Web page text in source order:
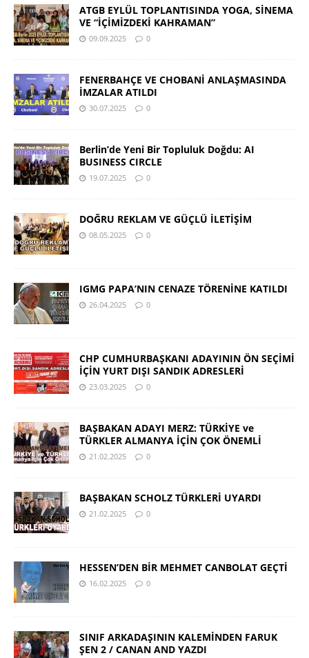
ATGB EYLÜL TOPLANTISINDA YOGA, SİNEMA
VE “İÇİMİZDEKİ KAHRAMAN”
09.09.2025 0
FENERBAHÇE VE CHOBANİ ANLAŞMASINDA
İMZALAR ATILDI
30.07.2025 0
Berlin’de Yeni Bir Topluluk Doğdu: AI
BUSINESS CIRCLE
19.07.2025 0
DOĞRU REKLAM VE GÜÇLÜ İLETİŞİM
08.05.2025 0
IGMG PAPA’NIN CENAZE TÖRENİNE KATILDI
26.04.2025 0
CHP CUMHURBAŞKANI ADAYININ ÖN SEÇİMİ
İÇİN YURT DIŞI SANDIK ADRESLERİ
23.03.2025 0
BAŞBAKAN ADAYI MERZ: TÜRKİYE ve
TÜRKLER ALMANYA İÇİN ÇOK ÖNEMLİ
21.02.2025 0
BAŞBAKAN SCHOLZ TÜRKLERİ UYARDI
21.02.2025 0
HESSEN’DEN BİR MEHMET CANBOLAT GEÇTİ
16.02.2025 0
SINIF ARKADAŞININ KALEMİNDEN FARUK
ŞEN 2 / CANAN AND YAZDI